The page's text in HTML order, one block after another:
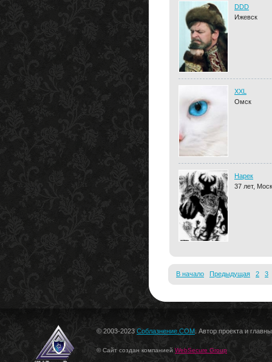
DDD
Ижевск
XXL
Омск
Нарек
37 лет,
В начало Предыдущая 2 3
© 2003-2023 Соблазнение.COM . Автор проекта и
© Сайт создан компанией WebSecure Group